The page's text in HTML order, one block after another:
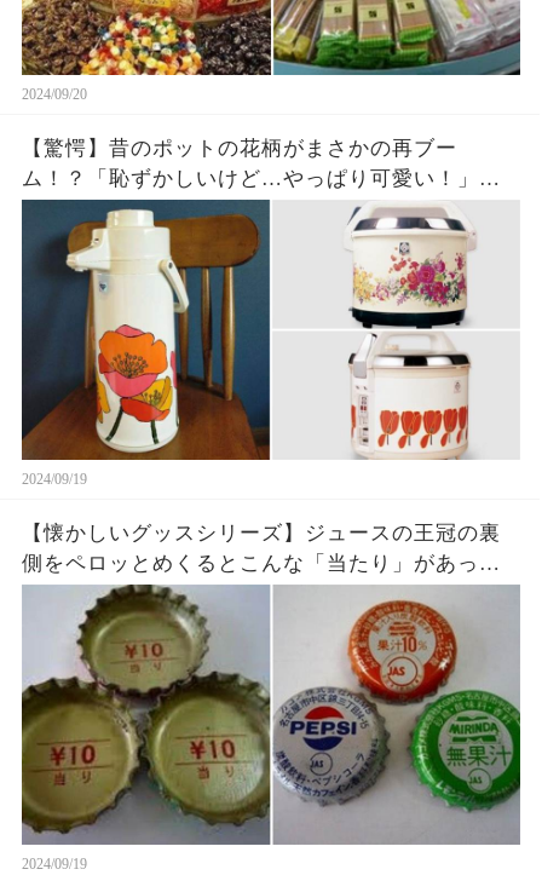
2024/09/20
【驚愕】昔のポットの花柄がまさかの再ブー
ム！？「恥ずかしいけど…やっぱり可愛い！」※個
人的意見です
2024/09/19
【懐かしいグッスシリーズ】ジュースの王冠の裏
側をペロッとめくるとこんな「当たり」があった
のを覚えている方いますか？
2024/09/19